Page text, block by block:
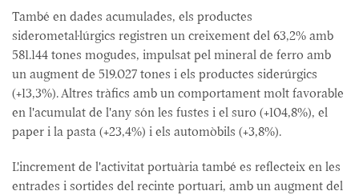
També en dades acumulades, els productes
siderometal·lúrgics registren un creixement del 63,2% amb
581.144 tones mogudes, impulsat pel mineral de ferro amb
un augment de 519.027 tones i els productes siderúrgics
(+13,3%). Altres tràfics amb un comportament molt favorable
en l'acumulat de l'any són les fustes i el suro (+104,8%), el
paper i la pasta (+23,4%) i els automòbils (+3,8%).
L'increment de l'activitat portuària també es reflecteix en les
entrades i sortides del recinte portuari, amb un augment del